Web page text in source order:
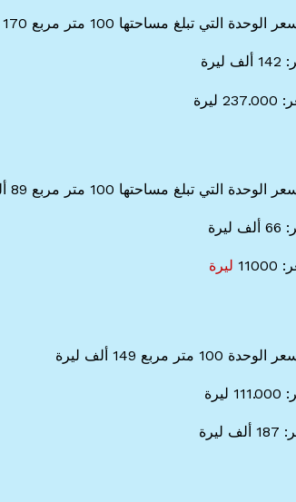
ليرة